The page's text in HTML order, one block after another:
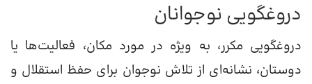
دروغگویی نوجوانان
دروغگویی مکرر، به ویژه در مورد مکان، فعالیت‌ها یا
دوستان، نشانه‌ای از تلاش نوجوان برای حفظ استقلال و